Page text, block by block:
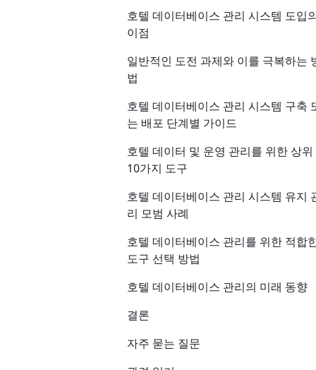
호텔 데이터베이스 관리 시스템 도입
이점
일반적인 도전 과제와 이를 극복하는
법
호텔 데이터베이스 관리 시스템 구축
는 배포 단계별 가이드
호텔 데이터 및 운영 관리를 위한 상위
10가지 도구
호텔 데이터베이스 관리 시스템 유지
리 모범 사례
호텔 데이터베이스 관리를 위한 적합
도구 선택 방법
호텔 데이터베이스 관리의 미래 동향
결론
자주 묻는 질문